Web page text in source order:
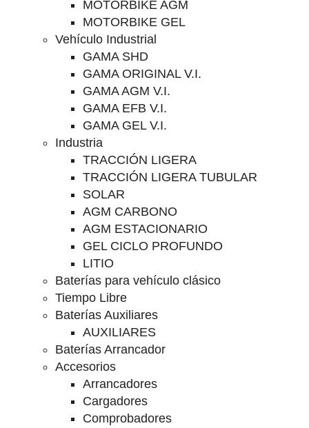
MOTORBIKE AGM
MOTORBIKE GEL
Vehículo Industrial
GAMA SHD
GAMA ORIGINAL V.I.
GAMA AGM V.I.
GAMA EFB V.I.
GAMA GEL V.I.
Industria
TRACCIÓN LIGERA
TRACCIÓN LIGERA TUBULAR
SOLAR
AGM CARBONO
AGM ESTACIONARIO
GEL CICLO PROFUNDO
LITIO
Baterías para vehículo clásico
Tiempo Libre
Baterías Auxiliares
AUXILIARES
Baterías Arrancador
Accesorios
Arrancadores
Cargadores
Comprobadores